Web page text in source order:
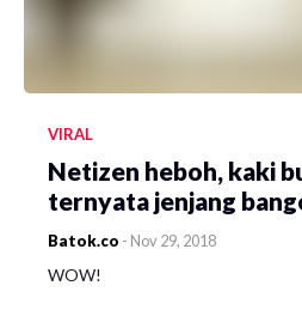
VIRAL
Netizen heboh, kaki
ternyata jenjang
Batok.co - Nov 29, 2018
WOW!